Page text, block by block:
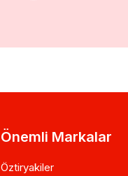
Önemli Markalar
Öztiryakiler